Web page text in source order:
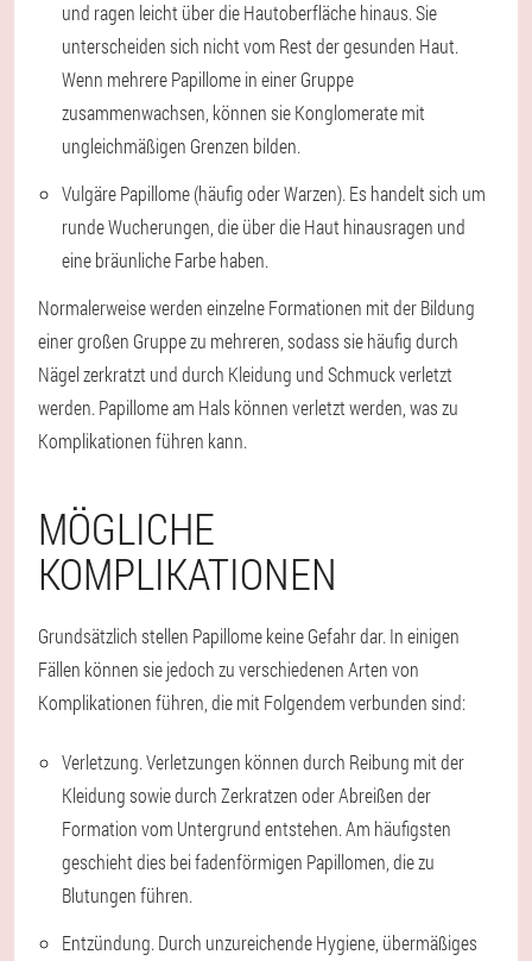
und ragen leicht über die Hautoberfläche hinaus. Sie
unterscheiden sich nicht vom Rest der gesunden Haut.
Wenn mehrere Papillome in einer Gruppe
zusammenwachsen, können sie Konglomerate mit
ungleichmäßigen Grenzen bilden.
Vulgäre Papillome (häufig oder Warzen). Es handelt sich um
runde Wucherungen, die über die Haut hinausragen und
eine bräunliche Farbe haben.
Normalerweise werden einzelne Formationen mit der Bildung
einer großen Gruppe zu mehreren, sodass sie häufig durch
Nägel zerkratzt und durch Kleidung und Schmuck verletzt
werden. Papillome am Hals können verletzt werden, was zu
Komplikationen führen kann.
MÖGLICHE
KOMPLIKATIONEN
Grundsätzlich stellen Papillome keine Gefahr dar. In einigen
Fällen können sie jedoch zu verschiedenen Arten von
Komplikationen führen, die mit Folgendem verbunden sind:
Verletzung. Verletzungen können durch Reibung mit der
Kleidung sowie durch Zerkratzen oder Abreißen der
Formation vom Untergrund entstehen. Am häufigsten
geschieht dies bei fadenförmigen Papillomen, die zu
Blutungen führen.
Entzündung. Durch unzureichende Hygiene, übermäßiges